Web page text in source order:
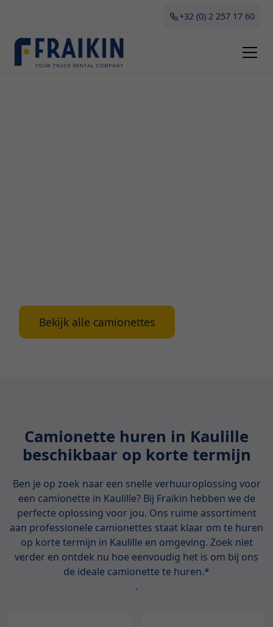
+32 (0) 2 257 17 60
Bekijk alle camionettes
Camionette huren in Kaulille
beschikbaar op korte termijn
Ben je op zoek naar een snelle verhuuroplossing voor
een camionette in Kaulille? Bij Fraikin hebben we de
perfecte oplossing voor jou. Ons ruime assortiment
aan professionele camionettes staat klaar om te huren
op korte termijn in Kaulille en omgeving. Zoek niet
verder en ontdek nu hoe eenvoudig het is om bij ons
de ideale camionette te huren.*
.